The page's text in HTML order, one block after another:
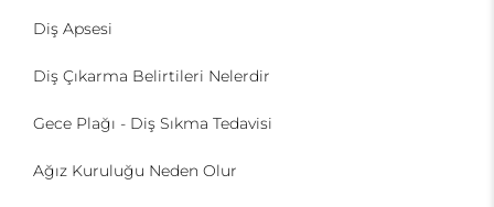
Diş Apsesi
Diş Çıkarma Belirtileri Nelerdir
Gece Plağı - Diş Sıkma Tedavisi
Ağız Kuruluğu Neden Olur